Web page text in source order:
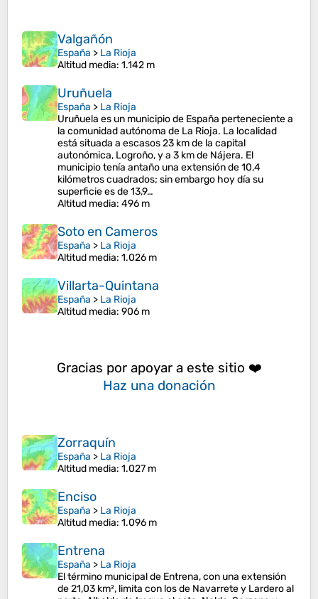
Valgañón
España > La Rioja
Altitud media: 1.142 m
Uruñuela
España > La Rioja
Uruñuela es un municipio de España perteneciente a
la comunidad autónoma de La Rioja. La localidad
está situada a escasos 23 km de la capital
autonómica, Logroño, y a 3 km de Nájera. El
municipio tenía antaño una extensión de 10,4
kilómetros cuadrados; sin embargo hoy día su
superficie es de 13,9…
Altitud media: 496 m
Soto en Cameros
España > La Rioja
Altitud media: 1.026 m
Villarta-Quintana
España > La Rioja
Altitud media: 906 m
Gracias por apoyar a este sitio ❤️
Haz una donación
Zorraquín
España > La Rioja
Altitud media: 1.027 m
Enciso
España > La Rioja
Altitud media: 1.096 m
Entrena
España > La Rioja
El término municipal de Entrena, con una extensión
de 21,03 km², limita con los de Navarrete y Lardero al